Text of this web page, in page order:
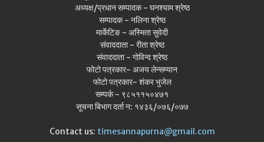
अध्यक्ष/प्रधान सम्पादक - घनश्याम श्रेष्ठ
सम्पादक - नलिना श्रेष्ठ
मार्केटिङ - अस्मिता सुवेदी
संवाददाता - रीता श्रेष्ठ
संवाददाता - गोविन्द श्रेष्ठ
फोटो पत्रकार- अजय लेन्सम्यान
फोटो पत्रकार- शंकर भुजेल
सम्पर्क - ९८५११५०४७१
सूचना बिभाग दर्ता न: १४३६/०७६/०७७
Contact us: timesannapurna@gmail.com